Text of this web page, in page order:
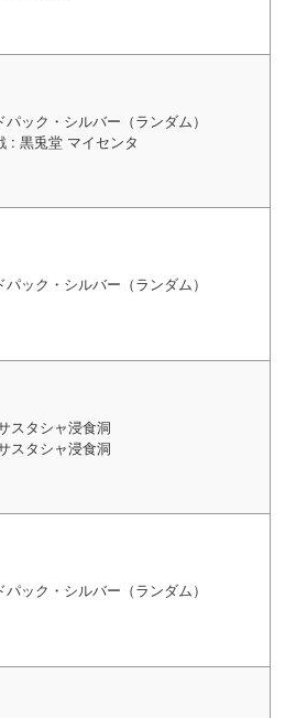
パック・シルバー（ランダム）
: 黒兎堂 マイセンタ
パック・シルバー（ランダム）
スタシャ浸食洞
スタシャ浸食洞
パック・シルバー（ランダム）